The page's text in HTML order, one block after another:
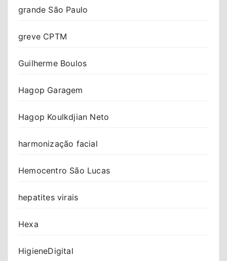
grande São Paulo
greve CPTM
Guilherme Boulos
Hagop Garagem
Hagop Koulkdjian Neto
harmonização facial
Hemocentro São Lucas
hepatites virais
Hexa
HigieneDigital